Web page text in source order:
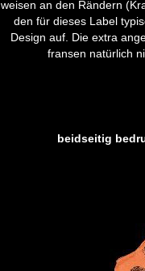
weisen an den Rändern
den für dieses Label
Design auf. Die extra
fransen natürlich
beidseitig